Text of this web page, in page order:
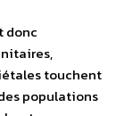
donc
touchent
populations